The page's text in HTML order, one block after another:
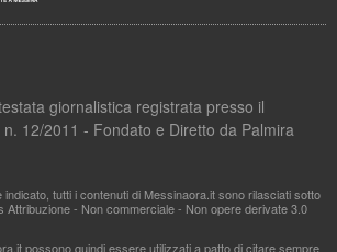
giornalistica registrata presso il
12/2011 - Fondato e Diretto da Palmira
tutti i contenuti di Messinaora.it sono rilasciati sotto
Attribuzione - Non commerciale - Non opere derivate 3.0
possono quindi essere utilizzati a patto di citare sempre